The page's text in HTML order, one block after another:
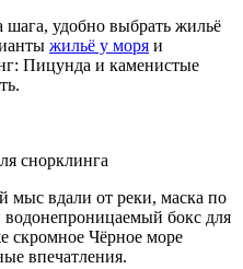
удобно выбрать жильё
жильё у моря и
Пицунда и каменистые
снорклинга
мыс вдали от реки, маска по
водонепроницаемый бокс для
скромное Чёрное море
впечатления.